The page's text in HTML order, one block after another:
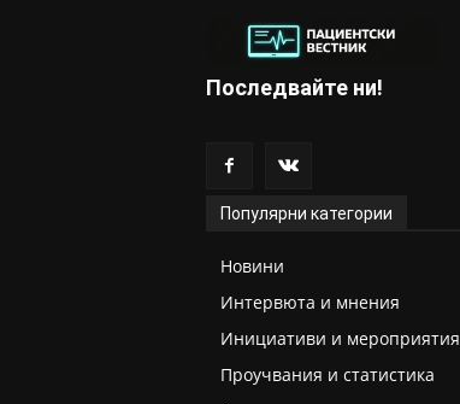
Последвайте ни!
Популярни категории
Новини
Интервюта и мнения
Инициативи и мероприятия
Проучвания и статистика